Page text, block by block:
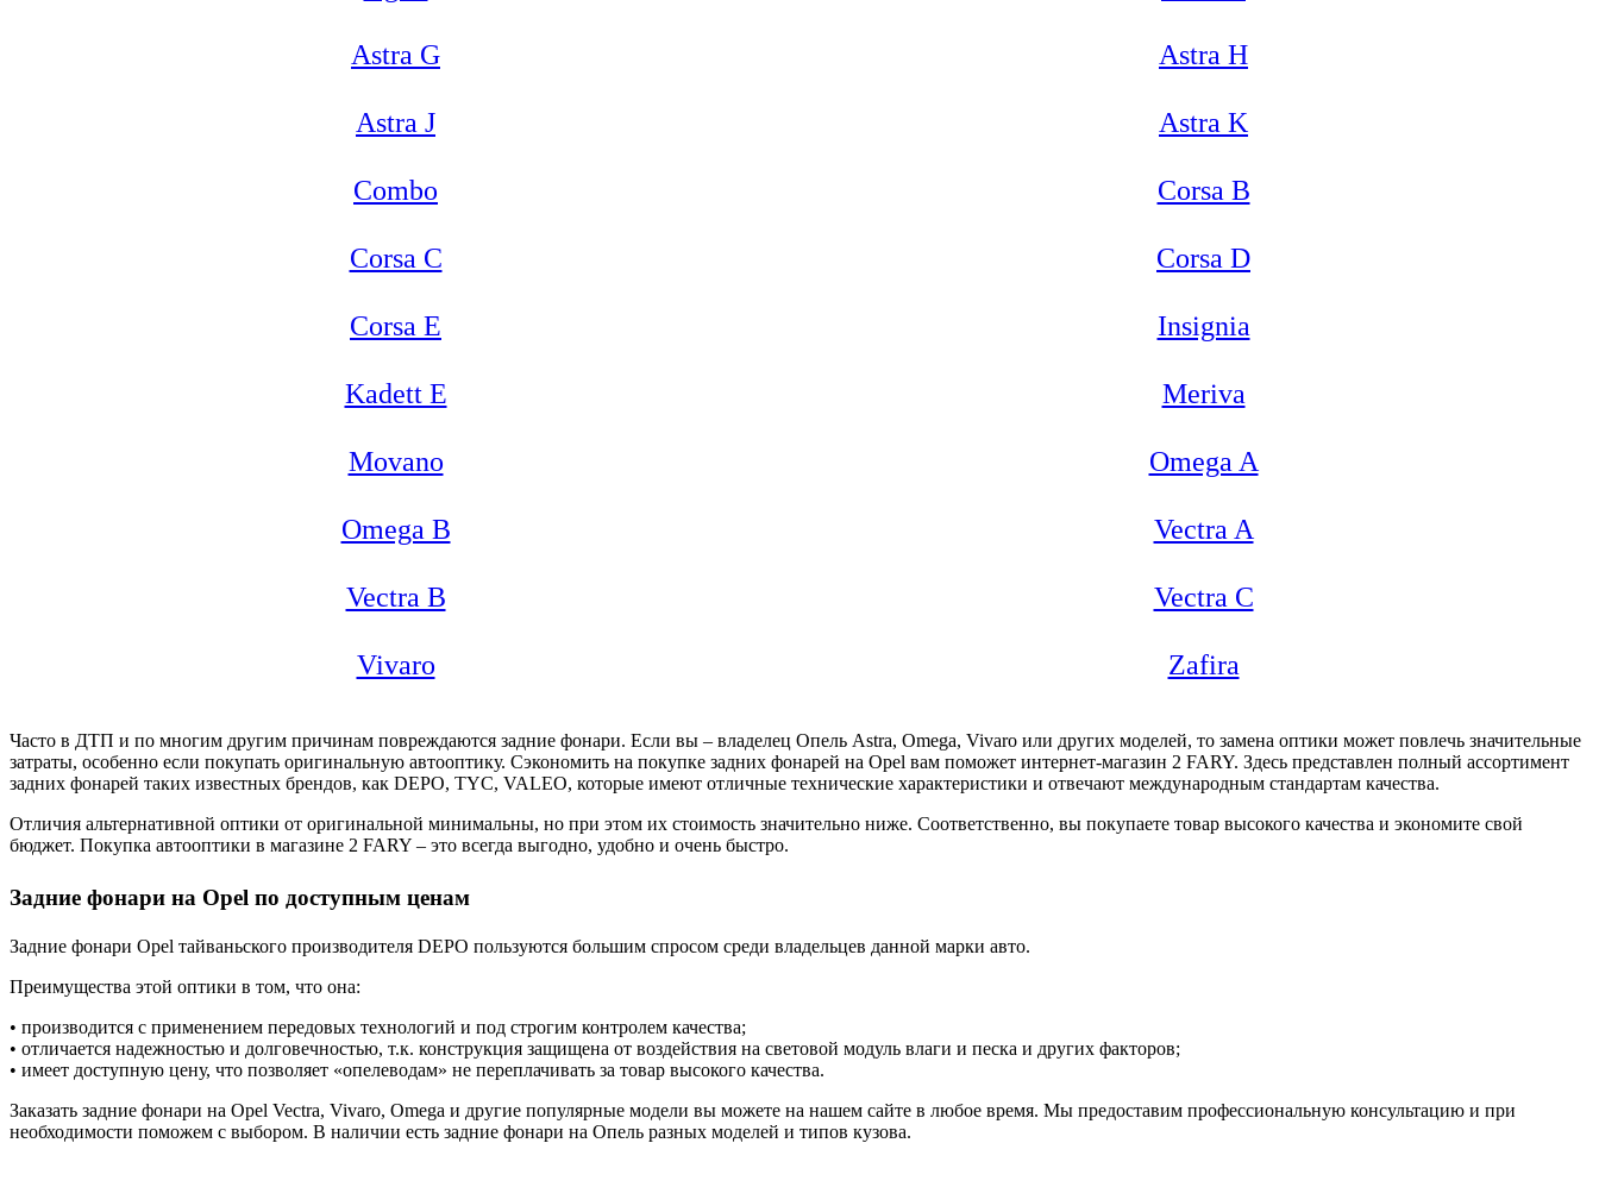
Astra G Astra H
Astra J Astra K
Combo Corsa B
Corsa C Corsa D
Corsa E Insignia
Kadett E Meriva
Movano Omega A
Omega B Vectra A
Vectra B Vectra С
Vivaro Zafira
Часто в ДТП и по многим другим причинам повреждаются задние фонари. Если вы – владелец Опель Astra, Omega, Vivaro или других моделей, то замена оптики может повлечь значительные
затраты, особенно если покупать оригинальную автооптику. Сэкономить на покупке задних фонарей на Opel вам поможет интернет-магазин 2 FARY. Здесь представлен полный ассортимент
задних фонарей таких известных брендов, как DEPO, TYC, VALEO, которые имеют отличные технические характеристики и отвечают международным стандартам качества.
Отличия альтернативной оптики от оригинальной минимальны, но при этом их стоимость значительно ниже. Соответственно, вы покупаете товар высокого качества и экономите свой
бюджет. Покупка автооптики в магазине 2 FARY – это всегда выгодно, удобно и очень быстро.
Задние фонари на Opel по доступным ценам
Задние фонари Opel тайваньского производителя DEPO пользуются большим спросом среди владельцев данной марки авто.
Преимущества этой оптики в том, что она:
• производится с применением передовых технологий и под строгим контролем качества;
• отличается надежностью и долговечностью, т.к. конструкция защищена от воздействия на световой модуль влаги и песка и других факторов;
• имеет доступную цену, что позволяет «опелеводам» не переплачивать за товар высокого качества.
Заказать задние фонари на Opel Vectra, Vivaro, Omega и другие популярные модели вы можете на нашем сайте в любое время. Мы предоставим профессиональную консультацию и при
необходимости поможем с выбором. В наличии есть задние фонари на Опель разных моделей и типов кузова.